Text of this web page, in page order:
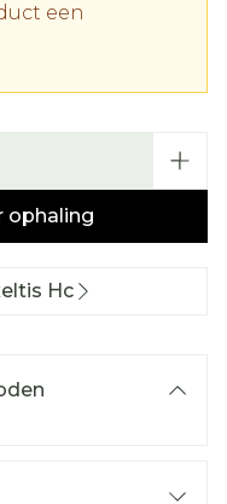
een
ophaling
Hc